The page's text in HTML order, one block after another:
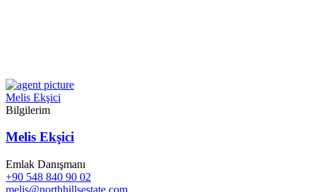
Melis Ekşici
Bilgilerim
Melis Ekşici
Emlak Danışmanı
+90 548 840 90 02
melis@northhillsestate.com